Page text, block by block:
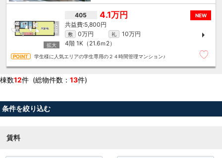
NEW
405 4.1万円
5,800円
敷 0万円 礼
10万円
4階 1K（21.6ｍ 2）
学生様に人気エリアの学生専用の２４時間管理マンション♪
棟数12件 (総物件数： 13件)
条件を絞り込む
賃料